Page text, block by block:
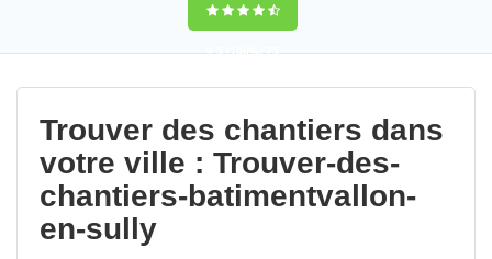
9,5(100%)75
votes
Trouver des chantiers dans
votre ville : Trouver-des-
chantiers-batimentvallon-
en-sully